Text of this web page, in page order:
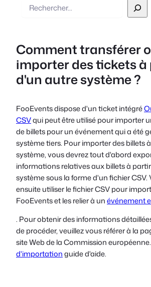
Recherche
Comment transférer
importer des tickets
d'un autre système ?
FooEvents dispose d'un ticket intégré
CSVqui peut être utilisé pour importer
de billets pour un événement qui a été
système tiers. Pour importer des billets
système, vous devrez tout d'abord
informations relatives aux billets à
système sous la forme d'un fichier CSV.
ensuite utiliser le fichier CSV pour
FooEvents et les relier à unévénement
. Pour obtenir des informations
de procéder, veuillez vous référer à la
site Web de la Commission européenne.
d'importationguide d'aide.